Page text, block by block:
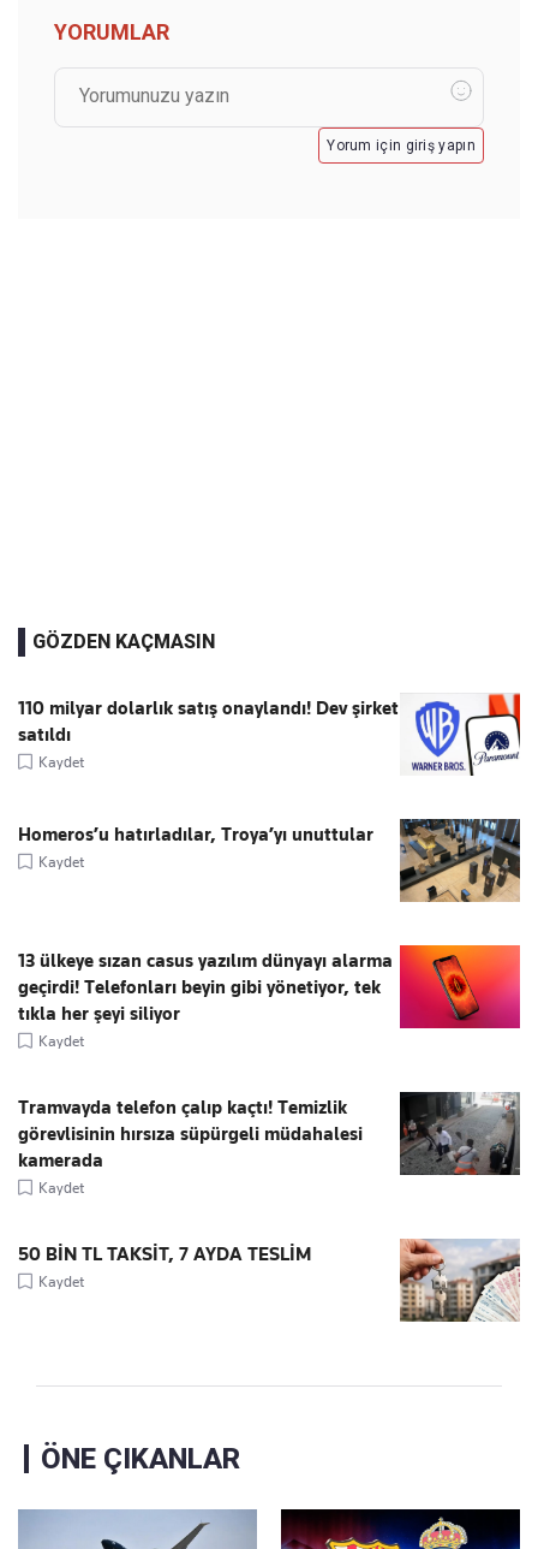
YORUMLAR
Yorum için giriş yapın
GÖZDEN KAÇMASIN
110 milyar dolarlık satış onaylandı! Dev şirket
satıldı
Kaydet
Homeros’u hatırladılar, Troya’yı unuttular
Kaydet
13 ülkeye sızan casus yazılım dünyayı alarma
geçirdi! Telefonları beyin gibi yönetiyor, tek
tıkla her şeyi siliyor
Kaydet
Tramvayda telefon çalıp kaçtı! Temizlik
görevlisinin hırsıza süpürgeli müdahalesi
kamerada
Kaydet
50 BİN TL TAKSİT, 7 AYDA TESLİM
Kaydet
ÖNE ÇIKANLAR